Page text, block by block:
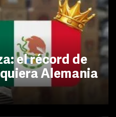
el récord de
Alemania